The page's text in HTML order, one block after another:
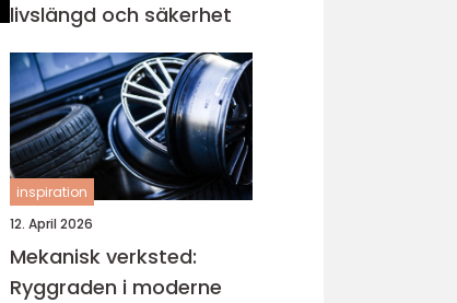
livslängd och säkerhet
inspiration
12. April 2026
Mekanisk verksted:
Ryggraden i moderne